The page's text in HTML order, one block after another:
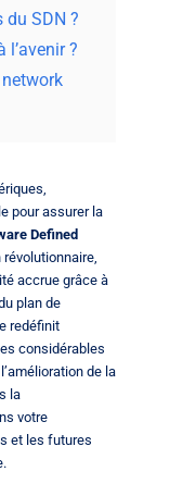
SDN ?
l’avenir ?
pour assurer la
Defined
accrue grâce à
plan de
redéfinit
considérables
de la
la
votre
et les futures